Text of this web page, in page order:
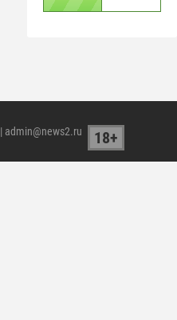
| admin@news2.ru 18+